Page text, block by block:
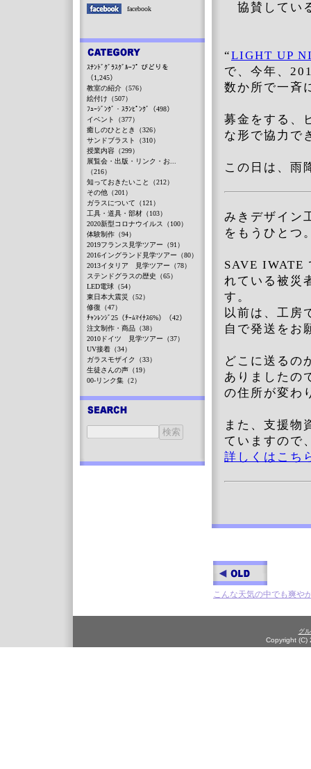
協賛してい
“LIGHT UP
で、今年、
数か所で一斉
募金をする、
な形で協力で
この日は、雨
みきデザイ
をもうひとつ
SAVE IWATE
れている被災
す。
以前は、工房
自で発送をお
どこに送るの
ありましたの
の住所が変わ
また、支援
ていますので
詳しくはこち
こんな天気の中でも爽や
facebook
ｽﾃﾝﾄﾞｸﾞﾗｽｸﾞﾙｰﾌﾟ びどりを
（1,245）
教室の紹介（576）
絵付け（507）
ﾌｭｰｼﾞﾝｸﾞ・ｽﾗﾝﾋﾟﾝｸﾞ（498）
イベント（377）
癒しのひととき（326）
サンドブラスト（310）
授業内容（299）
展覧会・出版・リンク・お...
（216）
知っておきたいこと（212）
その他（201）
ガラスについて（121）
工具・道具・部材（103）
2020新型コロナウイルス（100）
体験制作（94）
2019フランス見学ツアー（91）
2016イングランド見学ツアー（80）
2013イタリア 見学ツアー（78）
ステンドグラスの歴史（65）
LED電球（54）
東日本大震災（52）
修復（47）
ﾁｬﾝﾚﾝｼﾞ25（ﾁｰﾑﾏｲﾅｽ6%）（42）
注文制作・商品（38）
2010ドイツ 見学ツアー（37）
UV接着（34）
ガラスモザイク（33）
生徒さんの声（19）
00-リンク集（2）
グ
Copyright (C)